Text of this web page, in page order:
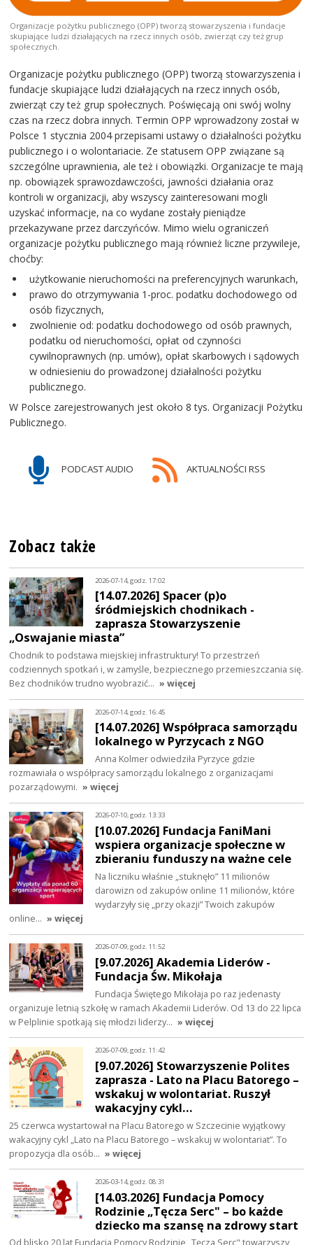
Organizacje pożytku publicznego (OPP) tworzą stowarzyszenia i fundacje
skupiające ludzi działających na rzecz innych osób, zwierząt czy też grup
społecznych.
Organizacje pożytku publicznego (OPP) tworzą stowarzyszenia i
fundacje skupiające ludzi działających na rzecz innych osób,
zwierząt czy też grup społecznych. Poświęcają oni swój wolny
czas na rzecz dobra innych. Termin OPP wprowadzony został w
Polsce 1 stycznia 2004 przepisami ustawy o działalności pożytku
publicznego i o wolontariacie. Ze statusem OPP związane są
szczególne uprawnienia, ale też i obowiązki. Organizacje te mają
np. obowiązek sprawozdawczości, jawności działania oraz
kontroli w organizacji, aby wszyscy zainteresowani mogli
uzyskać informacje, na co wydane zostały pieniądze
przekazywane przez darczyńców. Mimo wielu ograniczeń
organizacje pożytku publicznego mają również liczne przywileje,
choćby:
użytkowanie nieruchomości na preferencyjnych warunkach,
prawo do otrzymywania 1-proc. podatku dochodowego od
osób fizycznych,
zwolnienie od: podatku dochodowego od osób prawnych,
podatku od nieruchomości, opłat od czynności
cywilnoprawnych (np. umów), opłat skarbowych i sądowych
w odniesieniu do prowadzonej działalności pożytku
publicznego.
W Polsce zarejestrowanych jest około 8 tys. Organizacji Pożytku
Publicznego.
PODCAST AUDIO AKTUALNOŚCI RSS
Zobacz także
2026-07-14, godz. 17:02
[14.07.2026] Spacer (p)o
śródmiejskich chodnikach -
zaprasza Stowarzyszenie
„Oswajanie miasta”
Chodnik to podstawa miejskiej infrastruktury! To przestrzeń
codziennych spotkań i, w zamyśle, bezpiecznego przemieszczania się.
Bez chodników trudno wyobrazić… » więcej
2026-07-14, godz. 16:45
[14.07.2026] Współpraca samorządu
lokalnego w Pyrzycach z NGO
Anna Kolmer odwiedziła Pyrzyce gdzie
rozmawiała o współpracy samorządu lokalnego z organizacjami
pozarządowymi. » więcej
2026-07-10, godz. 13:33
[10.07.2026] Fundacja FaniMani
wspiera organizacje społeczne w
zbieraniu funduszy na ważne cele
Na liczniku właśnie „stuknęło” 11 milionów
darowizn od zakupów online 11 milionów, które
wydarzyły się „przy okazji” Twoich zakupów
online… » więcej
2026-07-09, godz. 11:52
[9.07.2026] Akademia Liderów -
Fundacja Św. Mikołaja
Fundacja Świętego Mikołaja po raz jedenasty
organizuje letnią szkołę w ramach Akademii Liderów. Od 13 do 22 lipca
w Pelplinie spotkają się młodzi liderzy… » więcej
2026-07-09, godz. 11:42
[9.07.2026] Stowarzyszenie Polites
zaprasza - Lato na Placu Batorego –
wskakuj w wolontariat. Ruszył
wakacyjny cykl…
25 czerwca wystartował na Placu Batorego w Szczecinie wyjątkowy
wakacyjny cykl „Lato na Placu Batorego – wskakuj w wolontariat”. To
propozycja dla osób… » więcej
2026-03-14, godz. 08:31
[14.03.2026] Fundacja Pomocy
Rodzinie „Tęcza Serc" – bo każde
dziecko ma szansę na zdrowy start